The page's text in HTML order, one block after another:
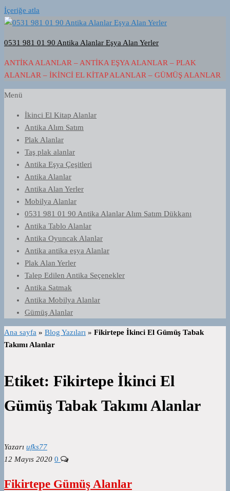
İçeriğe atla
0531 981 01 90 Antika Alanlar Eşya Alan Yerler
ANTIKA ALANLAR – ANTIKA EŞYA ALANLAR – PLAK
ALANLAR – İKINCI EL KITAP ALANLAR – GÜMÜŞ ALANLAR
Menü
İkinci El Kitap Alanlar
Antika Alım Satım
Plak Alanlar
Taş plak alanlar
Antika Eşya Çeşitleri
Antika Alanlar
Antika Alan Yerler
Mobilya Alanlar
0531 981 01 90 Antika Alanlar Alım Satım Dükkanı
Antika Tablo Alanlar
Antika Oyuncak Alanlar
Antika antika eşya Alanlar
Plak Alan Yerler
Talep Edilen Antika Seçenekler
Antika Satmak
Antika Mobilya Alanlar
Gümüş Alanlar
Ana sayfa » Blog Yazıları » Fikirtepe İkinci El Gümüş Tabak
Takımı Alanlar
Etiket: Fikirtepe İkinci El
Gümüş Tabak Takımı Alanlar
Yazarı ufks77
12 Mayıs 2020 0
Fikirtepe Gümüş Alanlar